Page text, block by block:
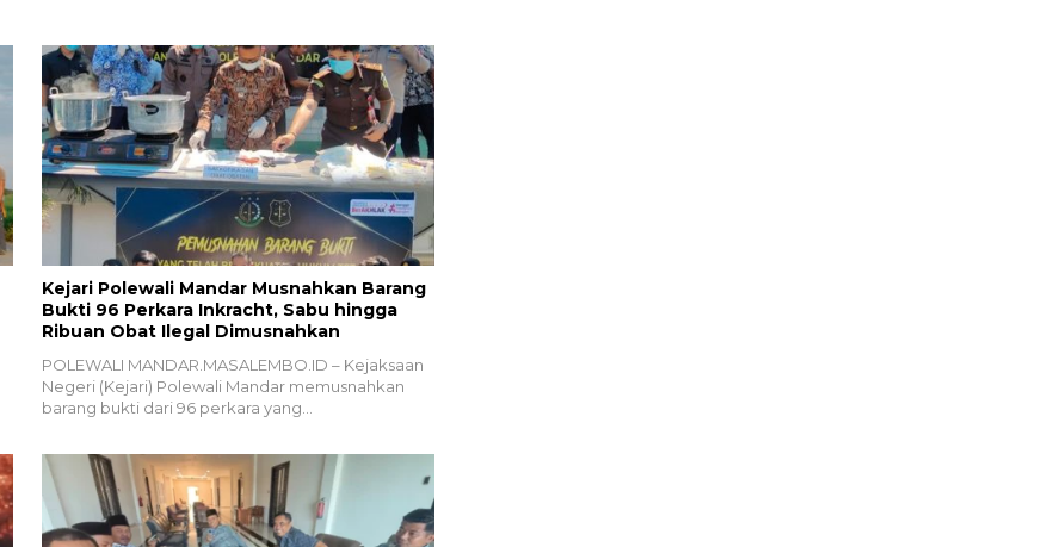
Kejari Polewali Mandar Musnahkan Barang
Bukti 96 Perkara Inkracht, Sabu hingga
Ribuan Obat Ilegal Dimusnahkan
POLEWALI MANDAR.MASALEMBO.ID – Kejaksaan
Negeri (Kejari) Polewali Mandar memusnahkan
barang bukti dari 96 perkara yang…